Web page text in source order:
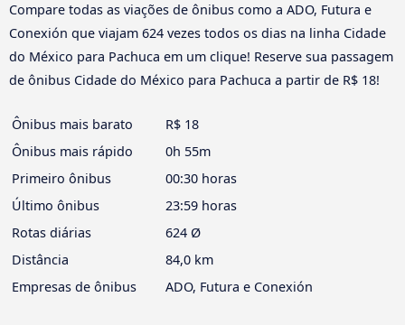
Compare todas as viações de ônibus como a ADO, Futura e
Conexión que viajam 624 vezes todos os dias na linha Cidade
do México para Pachuca em um clique! Reserve sua passagem
de ônibus Cidade do México para Pachuca a partir de R$ 18!
Ônibus mais barato
R$ 18
Ônibus mais rápido
0h 55m
Primeiro ônibus
00:30 horas
Último ônibus
23:59 horas
Rotas diárias
624 Ø
Distância
84,0 km
Empresas de ônibus
ADO, Futura e Conexión